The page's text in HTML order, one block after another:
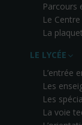
Parcours
Le
La
LE LYCÉE
L’entrée
Les
Les
La voie